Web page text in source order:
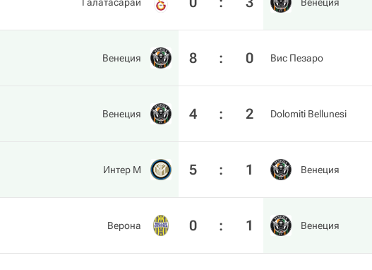
Венеция 8 : 0 Вис Пезаро
Венеция 4 : 2 Dolomiti Bellunesi
Интер М 5 : 1 Венеция
Верона 0 : 1 Венеция